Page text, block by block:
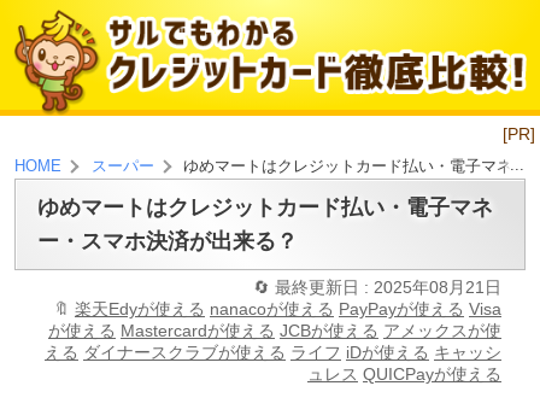
[PR]
HOME スーパー ゆめマートはクレジットカード払い・電子マネー
ゆめマートはクレジットカード払い・電子マネ
ー・スマホ決済が出来る？
最終更新日 : 2025年08月21日
楽天Edyが使える nanacoが使える PayPayが使える Visa
が使える Mastercardが使える JCBが使える アメックスが使
える ダイナースクラブが使える ライフ iDが使える キャッシ
ュレス QUICPayが使える